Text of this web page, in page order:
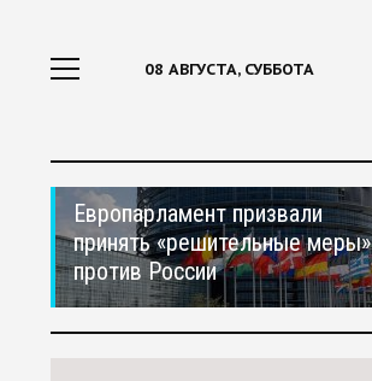
08 АВГУСТА, СУББОТА
Европарламент призвали
принять «решительные меры»
против России